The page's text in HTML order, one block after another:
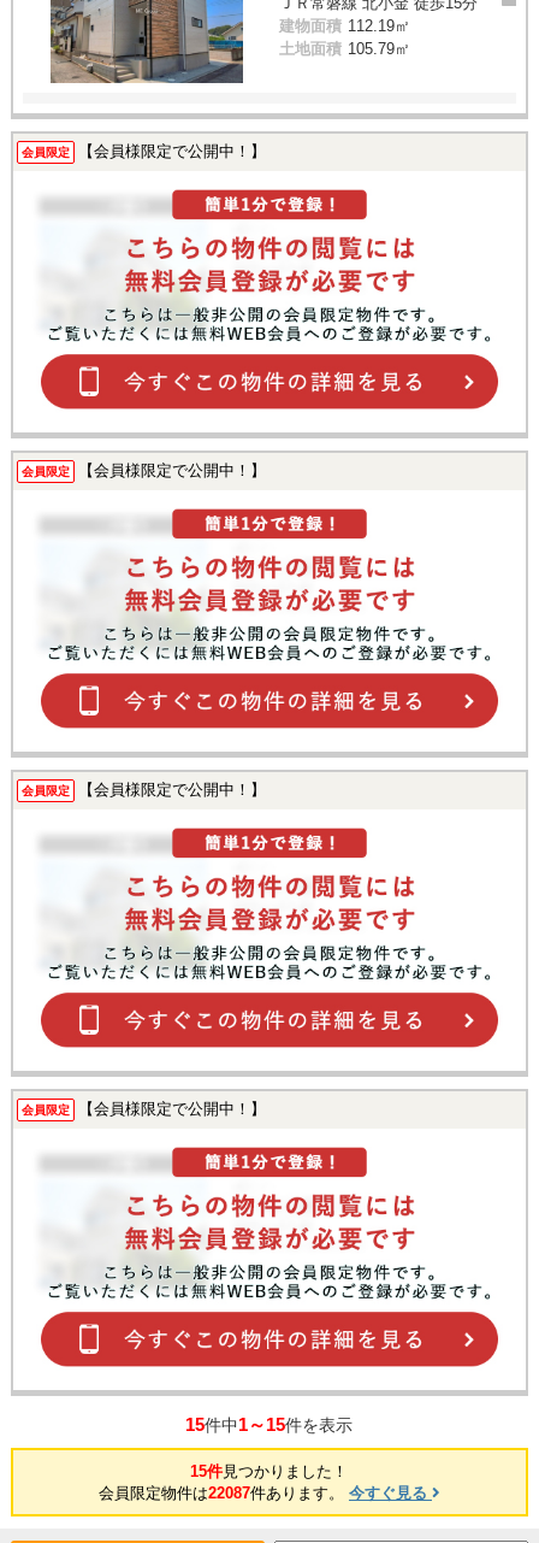
建物面積 112.19㎡
土地面積 105.79㎡
会員限定 【会員様限定で公開中！】
会員限定 【会員様限定で公開中！】
会員限定 【会員様限定で公開中！】
会員限定 【会員様限定で公開中！】
15件中1～15件を表示
15件見つかりました！
会員限定物件は22087件あります。 今すぐ見る